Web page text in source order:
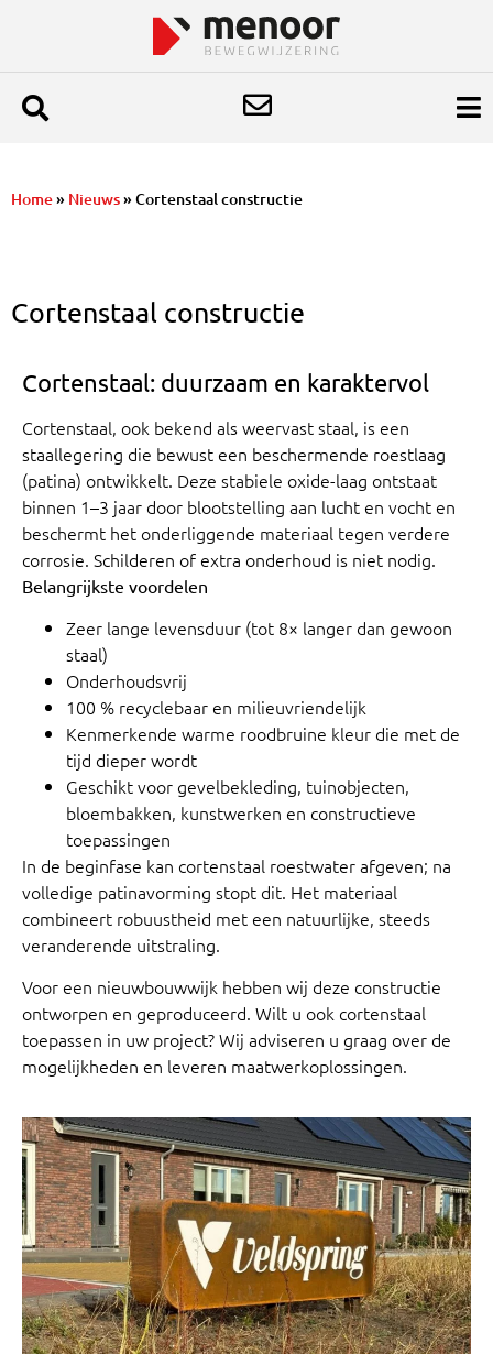
Home» Nieuws» Cortenstaal constructie
Cortenstaal constructie
Cortenstaal: duurzaam en karaktervol
Cortenstaal, ook bekend als weervast staal, is een
staallegering die bewust een beschermende roestlaag
(patina) ontwikkelt. Deze stabiele oxide-laag ontstaat
binnen 1–3 jaar door blootstelling aan lucht en vocht en
beschermt het onderliggende materiaal tegen verdere
corrosie. Schilderen of extra onderhoud is niet nodig.
Belangrijkste voordelen
Zeer lange levensduur (tot 8× langer dan gewoon
staal)
Onderhoudsvrij
100 % recyclebaar en milieuvriendelijk
Kenmerkende warme roodbruine kleur die met de
tijd dieper wordt
Geschikt voor gevelbekleding, tuinobjecten,
bloembakken, kunstwerken en constructieve
toepassingen
In de beginfase kan cortenstaal roestwater afgeven; na
volledige patinavorming stopt dit. Het materiaal
combineert robuustheid met een natuurlijke, steeds
veranderende uitstraling.
Voor een nieuwbouwwijk hebben wij deze constructie
ontworpen en geproduceerd. Wilt u ook cortenstaal
toepassen in uw project? Wij adviseren u graag over de
mogelijkheden en leveren maatwerkoplossingen.